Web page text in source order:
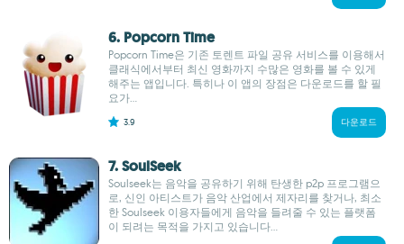
6. Popcorn Time
Popcorn Time은 기존 토렌트 파일 공유 서비스를 이용해서
클래식에서부터 최신 영화까지 수많은 영화를 볼 수 있게
해주는 앱입니다. 특히나 이 앱의 장점은 다운로드를 할 필
요가...
3.9 다운로드
7. SoulSeek
Soulseek는 음악을 공유하기 위해 탄생한 p2p 프로그램으
로, 신인 아티스트가 음악 산업에서 제자리를 찾거나, 최소
한 Soulseek 이용자들에게 음악을 들려줄 수 있는 플랫폼
이 되려는 목적을 가지고 있습니다...